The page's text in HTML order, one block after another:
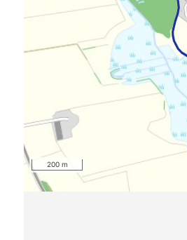
200 m